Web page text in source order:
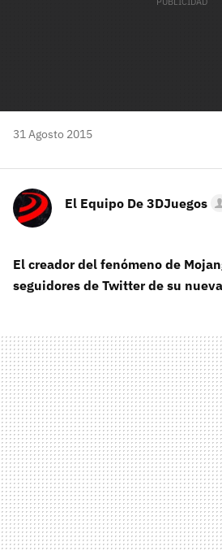
31 Agosto 2015
El Equipo De 3DJuegos
El creador del fenómeno de
seguidores de Twitter de su
Entra en